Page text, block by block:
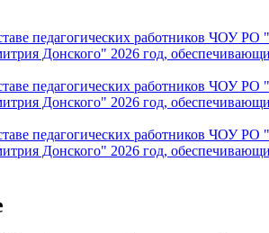
педагогических работников ЧОУ
Донского" 2026 год,
педагогических работников ЧОУ
Донского" 2026 год,
педагогических работников ЧОУ
Донского" 2026 год,